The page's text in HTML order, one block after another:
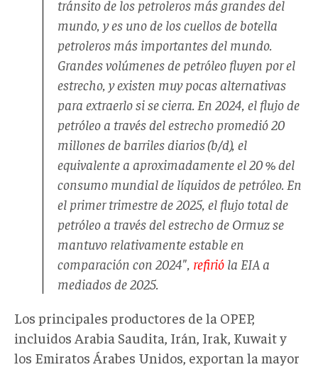
tránsito de los petroleros más grandes del
mundo, y es uno de los cuellos de botella
petroleros más importantes del mundo.
Grandes volúmenes de petróleo fluyen por el
estrecho, y existen muy pocas alternativas
para extraerlo si se cierra. En 2024, el flujo de
petróleo a través del estrecho promedió 20
millones de barriles diarios (b/d), el
equivalente a aproximadamente el 20 % del
consumo mundial de líquidos de petróleo. En
el primer trimestre de 2025, el flujo total de
petróleo a través del estrecho de Ormuz se
mantuvo relativamente estable en
comparación con 2024", refirió la EIA a
mediados de 2025.
Los principales productores de la OPEP,
incluidos Arabia Saudita, Irán, Irak, Kuwait y
los Emiratos Árabes Unidos, exportan la mayor